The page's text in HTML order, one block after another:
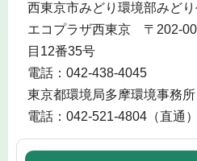
西東京市みどり環境部みど
エコプラザ西東京 〒202-
目12番35号
電話：042-438-4045
東京都環境局多摩環境事務
電話：042-521-4804（直通）